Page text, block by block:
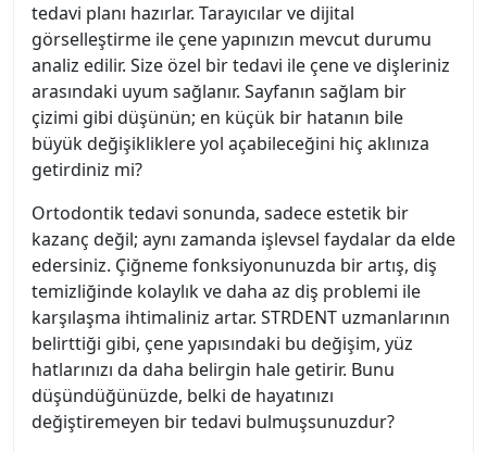
tedavi planı hazırlar. Tarayıcılar ve dijital
görselleştirme ile çene yapınızın mevcut durumu
analiz edilir. Size özel bir tedavi ile çene ve dişleriniz
arasındaki uyum sağlanır. Sayfanın sağlam bir
çizimi gibi düşünün; en küçük bir hatanın bile
büyük değişikliklere yol açabileceğini hiç aklınıza
getirdiniz mi?
Ortodontik tedavi sonunda, sadece estetik bir
kazanç değil; aynı zamanda işlevsel faydalar da elde
edersiniz. Çiğneme fonksiyonunuzda bir artış, diş
temizliğinde kolaylık ve daha az diş problemi ile
karşılaşma ihtimaliniz artar. STRDENT uzmanlarının
belirttiği gibi, çene yapısındaki bu değişim, yüz
hatlarınızı da daha belirgin hale getirir. Bunu
düşündüğünüzde, belki de hayatınızı
değiştiremeyen bir tedavi bulmuşsunuzdur?